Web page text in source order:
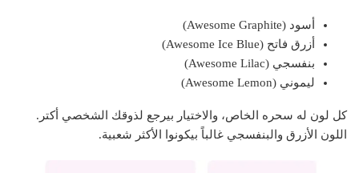
أسود (Awesome Graphite)
أزرق فاتح (Awesome Ice Blue)
بنفسجي (Awesome Lilac)
ليموني (Awesome Lemon)
كل لون له سحره الخاص، والاختيار بيرجع لذوقك الشخصي أكتر.
اللون الأزرق والبنفسجي غالباً بيكونوا الأكثر شعبية.